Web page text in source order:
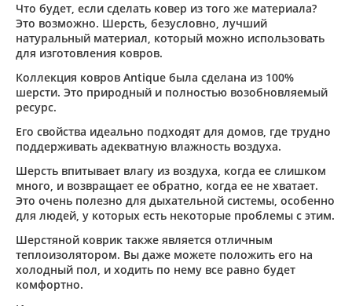
Что будет, если сделать ковер из того же материала?
Это возможно. Шерсть, безусловно, лучший
натуральный материал, который можно использовать
для изготовления ковров.
Коллекция ковров Antique была сделана из 100%
шерсти. Это природный и полностью возобновляемый
ресурс.
Его свойства идеально подходят для домов, где трудно
поддерживать адекватную влажность воздуха.
Шерсть впитывает влагу из воздуха, когда ее слишком
много, и возвращает ее обратно, когда ее не хватает.
Это очень полезно для дыхательной системы, особенно
для людей, у которых есть некоторые проблемы с этим.
Шерстяной коврик также является отличным
теплоизолятором. Вы даже можете положить его на
холодный пол, и ходить по нему все равно будет
комфортно.